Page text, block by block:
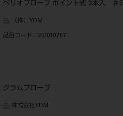
ペリオプローブ ポイント式 3本入 ＃5
（株）YDM
品目コード ：201010757
グラムプローブ
株式会社YDM